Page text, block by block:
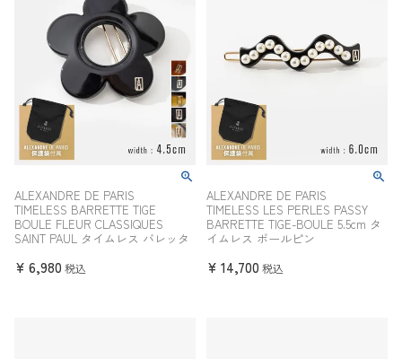
ALEXANDRE DE PARIS
TIMELESS BARRETTE TIGE
BOULE FLEUR CLASSIQUES
SAINT PAUL タイムレス バレッタ
¥ 6,980 税込
ALEXANDRE DE PARIS
TIMELESS LES PERLES PASSY
BARRETTE TIGE-BOULE 5.5cm タ
イムレス ボールピン
¥ 14,700 税込